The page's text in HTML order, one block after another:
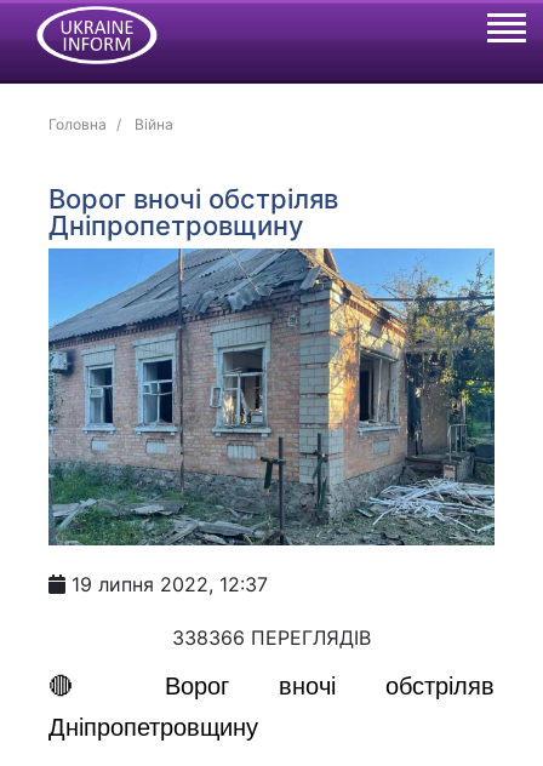
Головна Війна
Ворог вночі обстріляв
Дніпропетровщину
19 липня 2022, 12:37
338366 ПЕРЕГЛЯДІВ
🔴 Ворог вночі обстріляв
Дніпропетровщину